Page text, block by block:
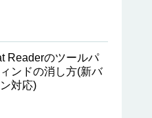
Readerのツールパ
ンドの消し方(新バ
対応)